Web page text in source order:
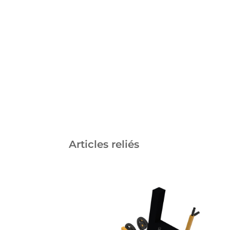
Articles reliés